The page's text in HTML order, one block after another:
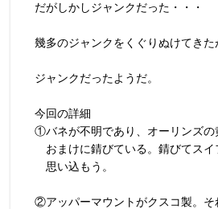
だがしかしジャンクだった・・・
幾多のジャンクをくぐりぬけてき
ジャンクだったようだ。
今回の詳細
①バネが不明であり、オーリンズの
おまけに錆びている。錆びてスイ
思い込もう。
②アッパーマウントがクスコ製。そ